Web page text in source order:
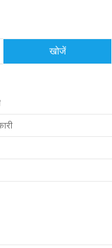
खोजें